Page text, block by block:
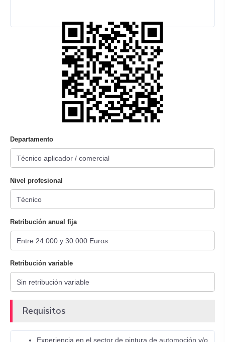
Departamento
Nivel profesional
Retribución anual fija
Retribución variable
Requisitos
Experiencia en el sector de pintura de automoción y/o